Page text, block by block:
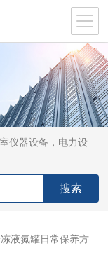
仪器设备，电力设
液氮罐日常保养方